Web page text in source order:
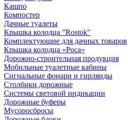
Кашпо
Компостер
Дачные туалеты
Крышка колодца "Rostok"
Комплектующие для дачных товаров
Крышка колодца «Роса»
Дорожно-строительная продукция
Мобильные туалетные кабины
Сигнальные фонари и гирлянды
Столбики дорожные
Системы световой индикации
Дорожные буферы
Мусоросбросы